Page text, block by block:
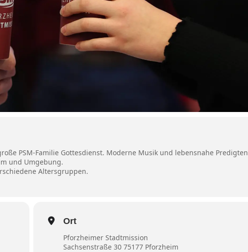
PSM-Familie Gottesdienst. Moderne Musik und lebensnahe Predigten
und Umgebung.
Altersgruppen.
Ort
Pforzheimer Stadtmission
Sachsenstraße 30 75177 Pforzheim